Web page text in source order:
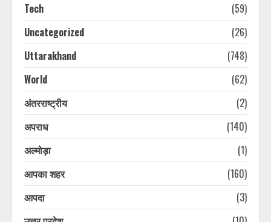
Tech
(59)
Uncategorized
(26)
Uttarakhand
(748)
World
(62)
अंतरराष्ट्रीय
(2)
अपराध
(140)
अल्मोड़ा
(1)
आपका शहर
(160)
आपदा
(3)